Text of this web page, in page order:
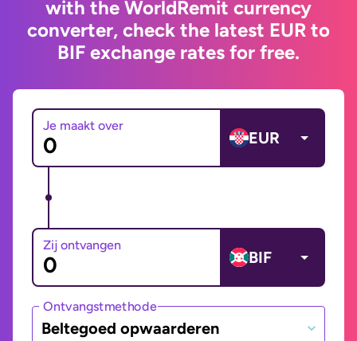
with the WorldRemit currency
converter, check the latest EUR to
BIF exchange rates for free.
Je maakt over
EUR
Zij ontvangen
BIF
Ontvangstmethode
Beltegoed opwaarderen